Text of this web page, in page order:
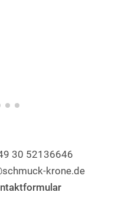
30 52136646
krone.de